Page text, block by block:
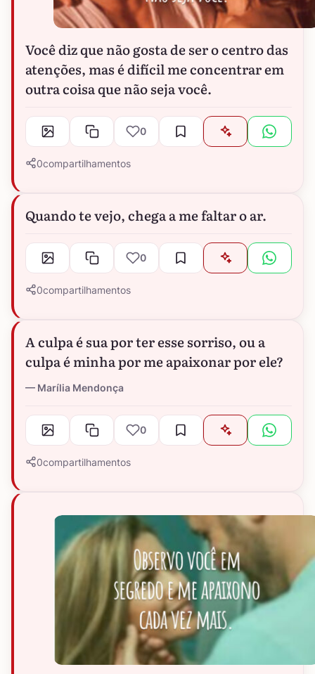
Você diz que não gosta de ser o centro das
atenções, mas é difícil me concentrar em
outra coisa que não seja você.
0
0compartilhamentos
Quando te vejo, chega a me faltar o ar.
0
0compartilhamentos
A culpa é sua por ter esse sorriso, ou a
culpa é minha por me apaixonar por ele?
Marília Mendonça
0
0compartilhamentos